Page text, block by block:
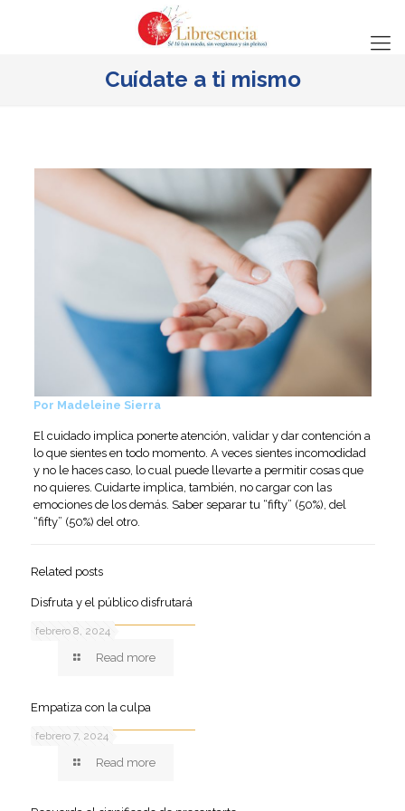
Cuídate a ti mismo
Por Madeleine Sierra
El cuidado implica ponerte atención, validar y dar contención a
lo que sientes en todo momento. A veces sientes incomodidad
y no le haces caso, lo cual puede llevarte a permitir cosas que
no quieres. Cuidarte implica, también, no cargar con las
emociones de los demás. Saber separar tu “fifty” (50%), del
“fifty” (50%) del otro.
Related posts
febrero 8, 2024
Disfruta y el público disfrutará
Read more
febrero 7, 2024
Empatiza con la culpa
Read more